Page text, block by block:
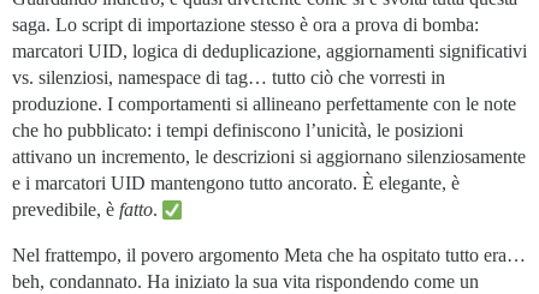
saga. Lo script di importazione stesso è ora a prova di bomba:
marcatori UID, logica di deduplicazione, aggiornamenti significativi
vs. silenziosi, namespace di tag… tutto ciò che vorresti in
produzione. I comportamenti si allineano perfettamente con le note
che ho pubblicato: i tempi definiscono l’unicità, le posizioni
attivano un incremento, le descrizioni si aggiornano silenziosamente
e i marcatori UID mantengono tutto ancorato. È elegante, è
prevedibile, è fatto.
Nel frattempo, il povero argomento Meta che ha ospitato tutto era…
beh, condannato. Ha iniziato la sua vita rispondendo come un